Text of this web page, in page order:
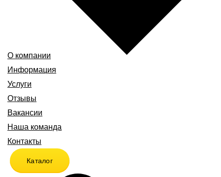
О компании
Информация
Услуги
Отзывы
Вакансии
Наша команда
Контакты
Каталог